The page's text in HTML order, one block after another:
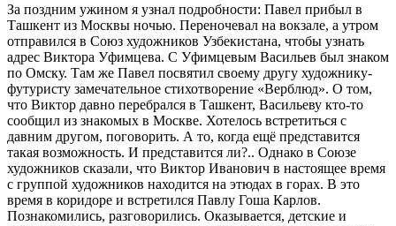
За поздним ужином я узнал подробности: Павел прибыл в
Ташкент из Москвы ночью. Переночевал на вокзале, а утром
отправился в Союз художников Узбекистана, чтобы узнать
адрес Виктора Уфимцева. С Уфимцевым Васильев был знаком
по Омску. Там же Павел посвятил своему другу художнику-
футуристу замечательное стихотворение «Верблюд». О том,
что Виктор давно перебрался в Ташкент, Васильеву кто-то
сообщил из знакомых в Москве. Хотелось встретиться с
давним другом, поговорить. А то, когда ещё представится
такая возможность. И представится ли?.. Однако в Союзе
художников сказали, что Виктор Иванович в настоящее время
с группой художников находится на этюдах в горах. В это
время в коридоре и встретился Павлу Гоша Карлов.
Познакомились, разговорились. Оказывается, детские и